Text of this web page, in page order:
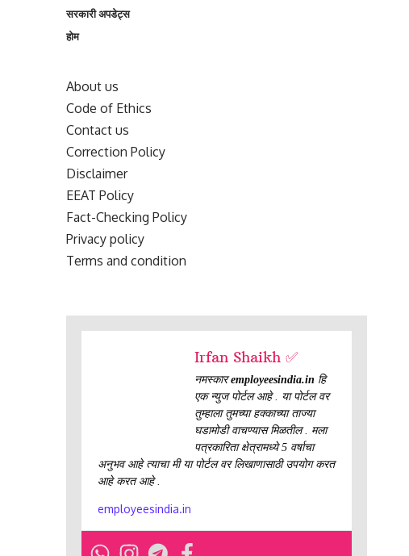
सरकारी अपडेट्स
होम
About us
Code of Ethics
Contact us
Correction Policy
Disclaimer
EEAT Policy
Fact-Checking Policy
Privacy policy
Terms and condition
Irfan Shaikh ✅
नमस्कारemployeesindia.in हि
एक न्युज पोर्टल आहे . या पोर्टल वर
तुम्हाला तुमच्या हक्काच्या ताज्या
घडामोडी वाचण्यास मिळतील . मला
पत्रकारिता क्षेत्रामध्ये 5 वर्षाचा
अनुभव आहे त्याचा मी या पोर्टल वर लिखाणासाठी उपयोग करत
आहे करत आहे .
employeesindia.in